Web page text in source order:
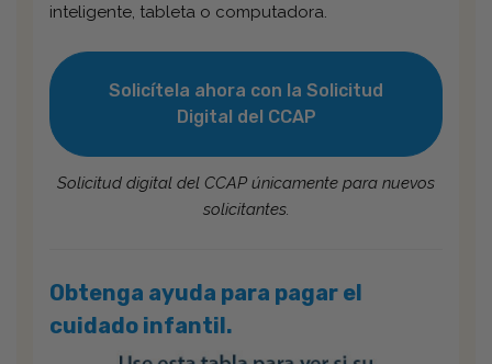
inteligente, tableta o computadora.
Solicítela ahora con la Solicitud
Digital del CCAP
Solicitud digital del CCAP únicamente para nuevos
solicitantes.
Obtenga ayuda para pagar el
cuidado infantil.